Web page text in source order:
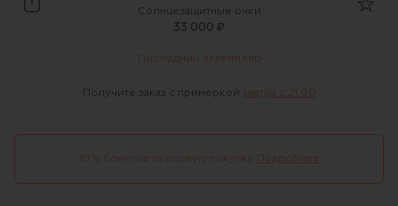
Eigengrau
Солнцезащитные очки
33 000 ₽
Последний экземпляр
Получите заказ с примеркой завтра c 21:00
10% бонусов за первую покупку Подробнее